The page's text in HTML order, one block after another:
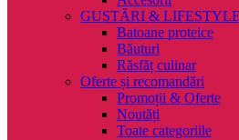
GUSTĂRI & LIFESTYLE
Batoane proteice
Băuturi
Răsfăț culinar
Oferte și recomandări
Promoții & Oferte
Noutăți
Toate categoriile